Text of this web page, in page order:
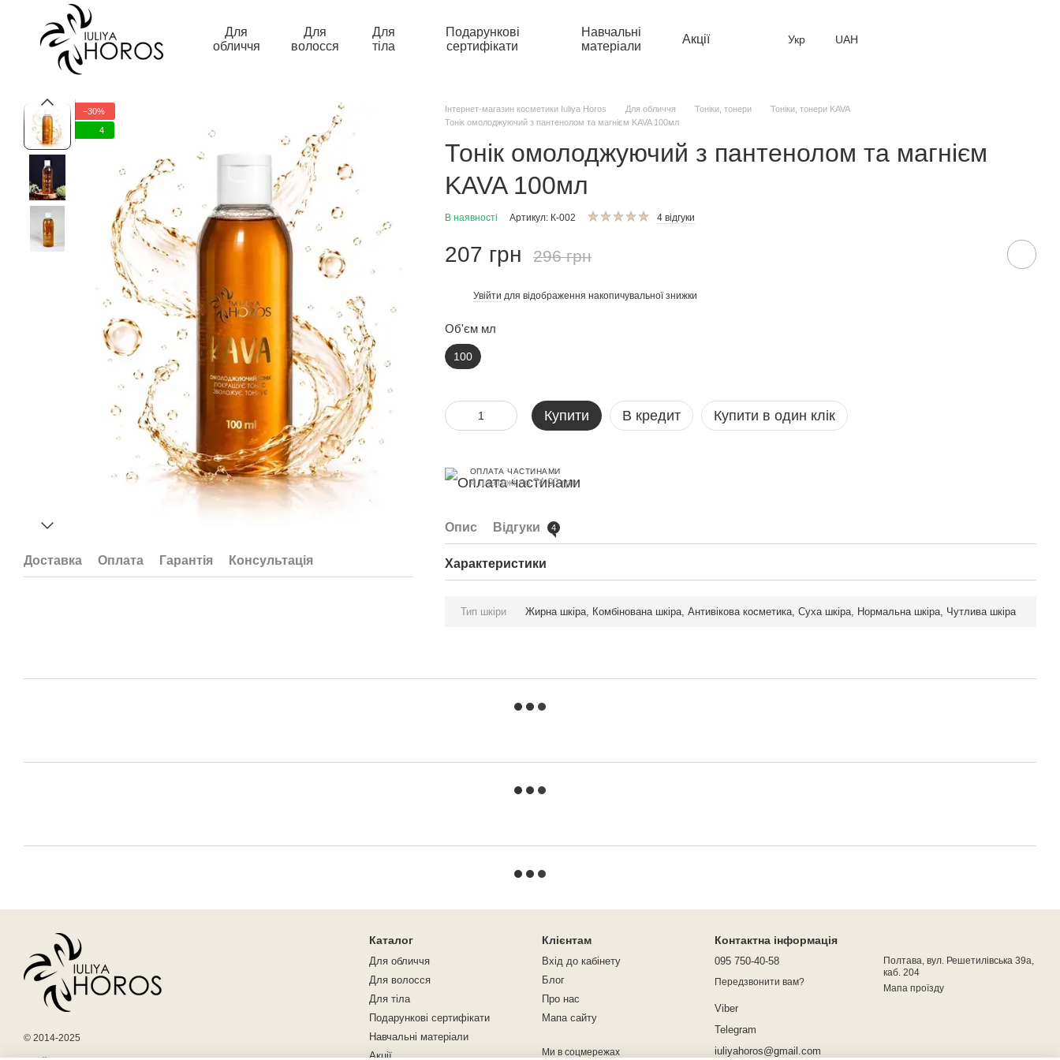
Перейти до основного контенту
Для
обличчя
Для
волосся
Для
тіла
Подарункові
сертифікати
Навчальні
матеріали
Акції Укр UAH
−30%
4
Доставка Оплата Гарантія Консультація
Інтернет-магазин косметики Iuliya Horos Для обличчя Тоніки, тонери
Тоніки, тонери KAVA
Тонік омолоджуючий з пантенолом та магнієм KAVA 100мл
Тонік омолоджуючий з пантенолом та магнієм
KAVA 100мл
В наявності Артикул: К-002 4 відгуки
207 грн 296 грн
Увійти для відображення накопичувальної знижки
Об'єм мл
100
Купити В кредит Купити в один клік
ОПЛАТА ЧАСТИНАМИ
4 платежі по 74.00 грн
Опис Відгуки 4
Характеристики
Тип шкіри Жирна шкіра, Комбінована шкіра, Антивікова косметика, Суха шкіра, Нормальна шкіра, Чутлива шкіра
© 2014-2025
Каталог
Для обличчя
Для волосся
Для тіла
Подарункові сертифікати
Навчальні матеріали
Акції
Клієнтам
Вхід до кабінету
Блог
Про нас
Мапа сайту
Ми в соцмережах
Контактна інформація
095 750-40-58
Передзвонити вам?
Viber
Telegram
iuliyahoros@gmail.com
Полтава, вул. Решетилівська 39а,
каб. 204
Мапа проїзду